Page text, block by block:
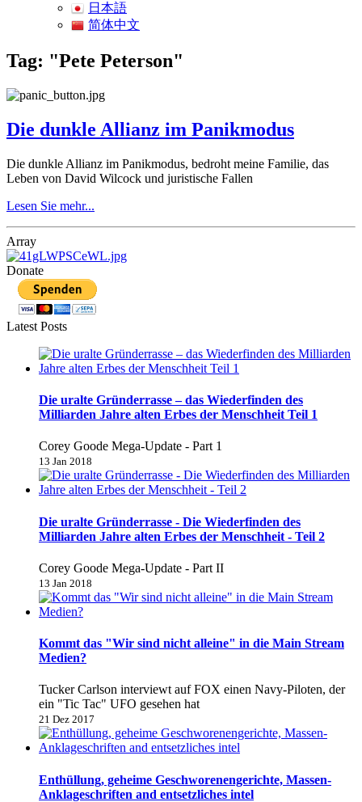
日本語
简体中文
Tag: "Pete Peterson"
Die dunkle Allianz im Panikmodus
Die dunkle Allianz im Panikmodus, bedroht meine Familie, das
Leben von David Wilcock und juristische Fallen
Lesen Sie mehr...
Array
Donate
Latest Posts
Die uralte Gründerrasse – das Wiederfinden des
Milliarden Jahre alten Erbes der Menschheit Teil 1
Corey Goode Mega-Update - Part 1
13 Jan 2018
Die uralte Gründerrasse - Die Wiederfinden des
Milliarden Jahre alten Erbes der Menschheit - Teil 2
Corey Goode Mega-Update - Part II
13 Jan 2018
Kommt das "Wir sind nicht alleine" in die Main Stream
Medien?
Tucker Carlson interviewt auf FOX einen Navy-Piloten, der
ein "Tic Tac" UFO gesehen hat
21 Dez 2017
Enthüllung, geheime Geschworenengerichte, Massen-
Anklageschriften and entsetzliches intel